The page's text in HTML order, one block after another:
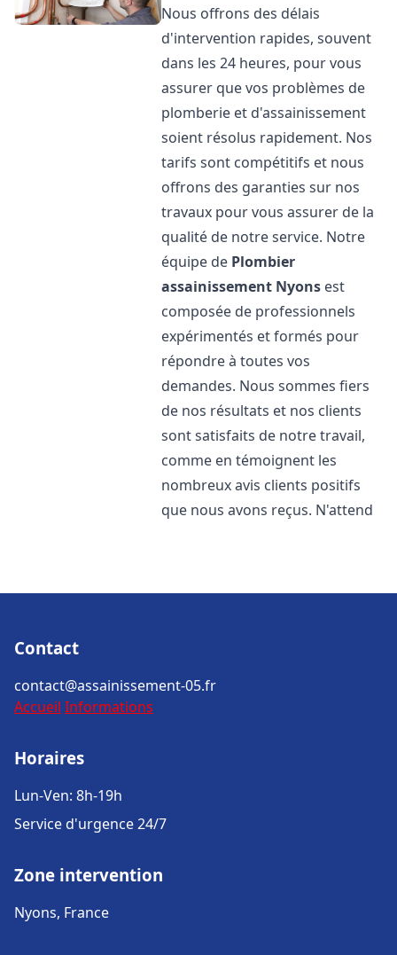
Nous offrons des délais
d'intervention rapides, souvent
dans les 24 heures, pour vous
assurer que vos problèmes de
plomberie et d'assainissement
soient résolus rapidement. Nos
tarifs sont compétitifs et nous
offrons des garanties sur nos
travaux pour vous assurer de la
qualité de notre service. Notre
équipe de Plombier
assainissement Nyons est
composée de professionnels
expérimentés et formés pour
répondre à toutes vos
demandes. Nous sommes fiers
de nos résultats et nos clients
sont satisfaits de notre travail,
comme en témoignent les
nombreux avis clients positifs
que nous avons reçus. N'attend
Contact
contact@assainissement-05.fr
Accueil Informations
Horaires
Lun-Ven: 8h-19h
Service d'urgence 24/7
Zone intervention
Nyons, France